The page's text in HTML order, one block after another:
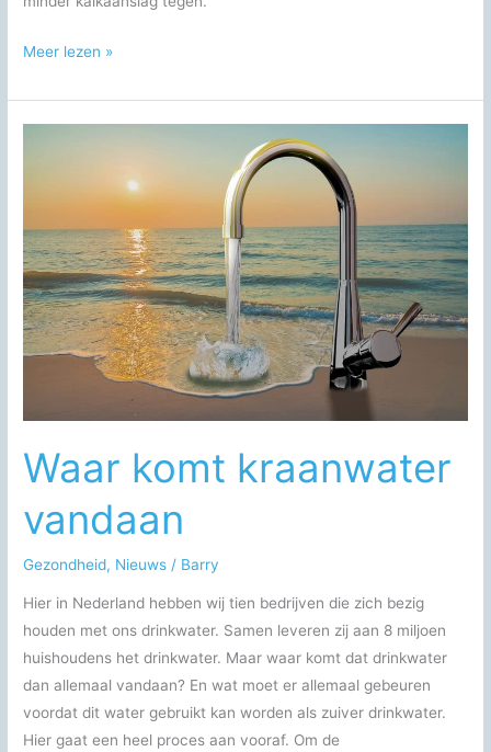
Wat
de
Meer lezen »
Waar komt kraanwater
vandaan
Gezondheid, Nieuws / Barry
Hier in Nederland hebben wij tien bedrijven die zich bezig
houden met ons drinkwater. Samen leveren zij aan 8 miljoen
huishoudens het drinkwater. Maar waar komt dat drinkwater
dan allemaal vandaan? En wat moet er allemaal gebeuren
voordat dit water gebruikt kan worden als zuiver drinkwater.
Hier gaat een heel proces aan vooraf. Om de